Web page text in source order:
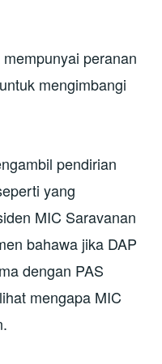
peranan
mengimbangi
pendirian
yang
MIC Saravanan
bahawa jika DAP
dengan PAS
mengapa MIC